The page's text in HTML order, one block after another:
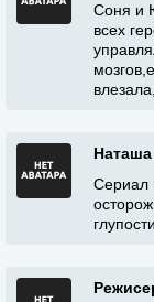
Соня и
всех
Наташа
Сериал